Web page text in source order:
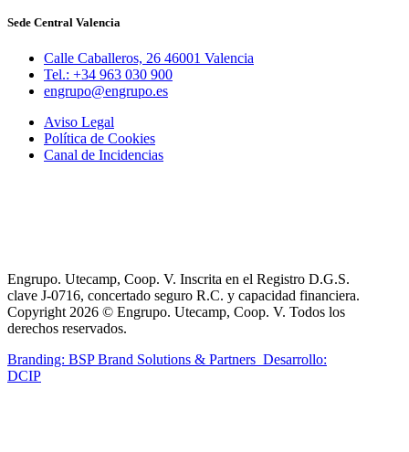
Sede Central Valencia
Calle Caballeros, 26 46001 Valencia
Tel.: +34 963 030 900
engrupo@engrupo.es
Aviso Legal
Política de Cookies
Canal de Incidencias
Engrupo. Utecamp, Coop. V. Inscrita en el Registro D.G.S.
clave J-0716, concertado seguro R.C. y capacidad financiera.
Copyright 2026 © Engrupo. Utecamp, Coop. V. Todos los
derechos reservados.
Branding: BSP Brand Solutions & Partners Desarrollo:
DCIP